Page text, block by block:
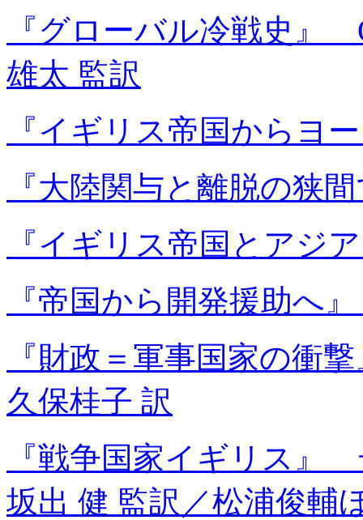
『グローバル冷戦史』
雄太 監訳
『イギリス帝国からヨ
『大陸関与と離脱の狭
『イギリス帝国とアジ
『帝国から開発援助へ
『財政＝軍事国家の衝
久保桂子 訳
『戦争国家イギリス』
坂出 健 監訳／松浦俊輔